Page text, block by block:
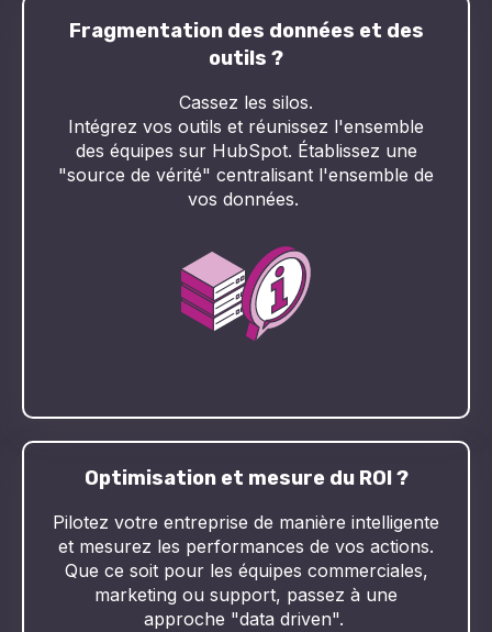
Fragmentation des données et des
outils ?
Cassez les silos.
Intégrez vos outils et réunissez l'ensemble
des équipes sur HubSpot. Établissez une
"source de vérité" centralisant l'ensemble de
vos données.
Optimisation et mesure du ROI ?
Pilotez votre entreprise de manière intelligente
et mesurez les performances de vos actions.
Que ce soit pour les équipes commerciales,
marketing ou support, passez à une
approche "data driven".